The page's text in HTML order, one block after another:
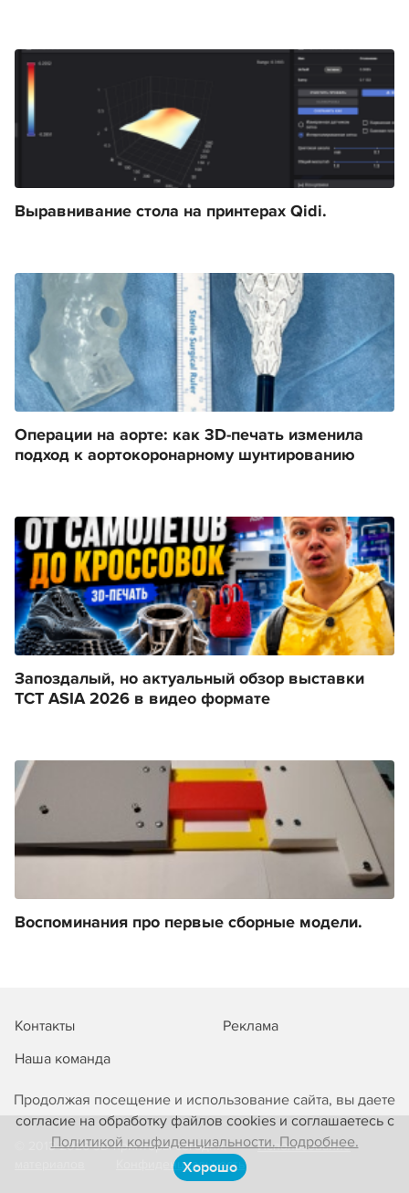
Продолжая посещение и использование сайта, вы даете
согласие на обработку файлов cookies и соглашаетесь с
Политикой конфиденциальности. Подробнее.
Хорошо
Выравнивание стола на принтерах Qidi.
Операции на аорте: как 3D-печать изменила
подход к аортокоронарному шунтированию
Запоздалый, но актуальный обзор выставки
TCT ASIA 2026 в видео формате
Воспоминания про первые сборные модели.
Контакты
Реклама
Наша команда
© 2013-2026 3D-принтеры сегодня!
Использование
Конфиденциальность